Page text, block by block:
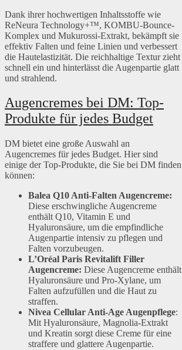
Dank ihrer hochwertigen Inhaltsstoffe wie
ReNeura Technology+™, KOMBU-Bounce-
Komplex und Mukurossi-Extrakt, bekämpft sie
effektiv Falten und feine Linien und verbessert
die Hautelastizität. Die reichhaltige Textur zieht
schnell ein und hinterlässt die Augenpartie glatt
und strahlend.
Augencremes bei DM: Top-
Produkte für jedes Budget
DM bietet eine große Auswahl an
Augencremes für jedes Budget. Hier sind
einige der Top-Produkte, die Sie bei DM finden
können:
Balea Q10 Anti-Falten Augencreme:
Diese erschwingliche Augencreme
enthält Q10, Vitamin E und
Hyaluronsäure, um die empfindliche
Augenpartie intensiv zu pflegen und
Falten vorzubeugen.
L’Oréal Paris Revitalift Filler
Augencreme: Diese Augencreme enthält
Hyaluronsäure und Pro-Xylane, um
Falten aufzufüllen und die Haut zu
straffen.
Nivea Cellular Anti-Age Augenpflege:
Mit Hyaluronsäure, Magnolia-Extrakt
und Kreatin sorgt diese Creme für eine
straffere und glattere Augenpartie.